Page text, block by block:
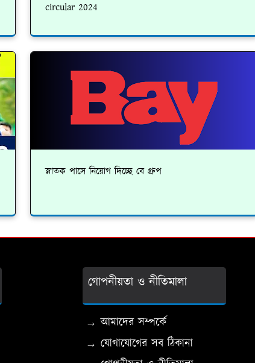
circular 2024
স্নাতক পাসে নিয়োগ দিচ্ছে বে গ্রুপ
গোপনীয়তা ও নীতিমালা
→ আমাদের সম্পর্কে
→ যোগাযোগের সব ঠিকানা